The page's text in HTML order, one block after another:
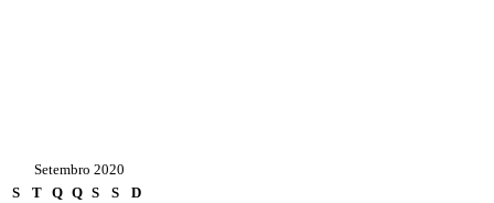
Setembro 2020
S
T Q Q S S
D